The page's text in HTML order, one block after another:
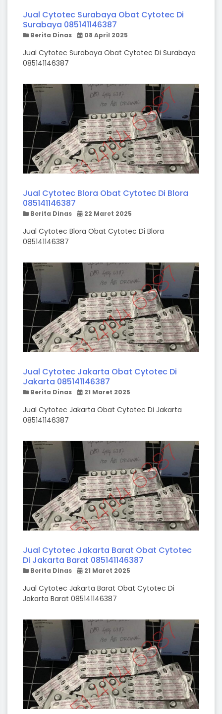
Jual Cytotec Surabaya Obat Cytotec Di
Surabaya 085141146387
Berita Dinas 08 April 2025
Jual Cytotec Surabaya Obat Cytotec Di Surabaya
085141146387
Jual Cytotec Blora Obat Cytotec Di Blora
085141146387
Berita Dinas 22 Maret 2025
Jual Cytotec Blora Obat Cytotec Di Blora
085141146387
Jual Cytotec Jakarta Obat Cytotec Di
Jakarta 085141146387
Berita Dinas 21 Maret 2025
Jual Cytotec Jakarta Obat Cytotec Di Jakarta
085141146387
Jual Cytotec Jakarta Barat Obat Cytotec
Di Jakarta Barat 085141146387
Berita Dinas 21 Maret 2025
Jual Cytotec Jakarta Barat Obat Cytotec Di
Jakarta Barat 085141146387